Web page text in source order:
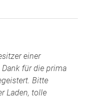
einer
für die prima
Bitte
Laden, tolle